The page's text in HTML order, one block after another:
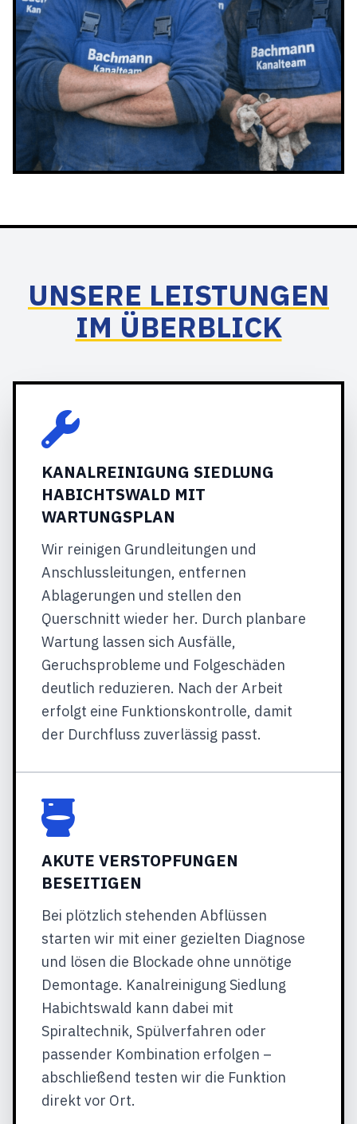
UNSERE LEISTUNGEN
IM ÜBERBLICK
KANALREINIGUNG SIEDLUNG
HABICHTSWALD MIT
WARTUNGSPLAN
Wir reinigen Grundleitungen und
Anschlussleitungen, entfernen
Ablagerungen und stellen den
Querschnitt wieder her. Durch planbare
Wartung lassen sich Ausfälle,
Geruchsprobleme und Folgeschäden
deutlich reduzieren. Nach der Arbeit
erfolgt eine Funktionskontrolle, damit
der Durchfluss zuverlässig passt.
AKUTE VERSTOPFUNGEN
BESEITIGEN
Bei plötzlich stehenden Abflüssen
starten wir mit einer gezielten Diagnose
und lösen die Blockade ohne unnötige
Demontage. Kanalreinigung Siedlung
Habichtswald kann dabei mit
Spiraltechnik, Spülverfahren oder
passender Kombination erfolgen –
abschließend testen wir die Funktion
direkt vor Ort.